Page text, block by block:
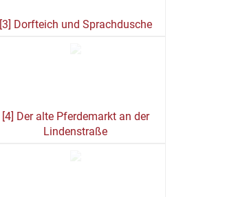
[3] Dorfteich und Sprachdusche
[4] Der alte Pferdemarkt an der
Lindenstraße